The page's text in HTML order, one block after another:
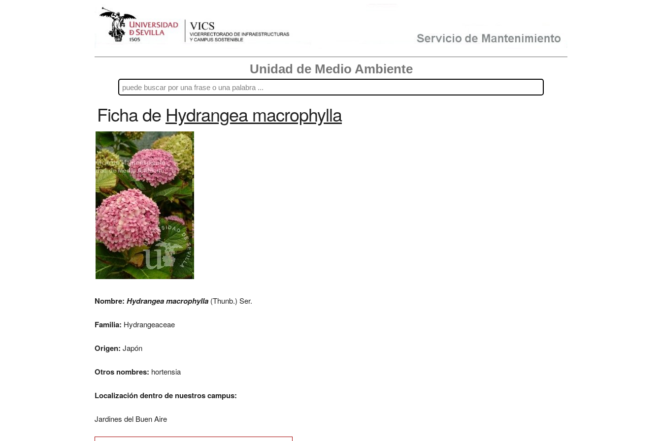
Unidad de Medio Ambiente
Ficha de Hydrangea macrophylla
Nombre: Hydrangea macrophylla (Thunb.) Ser.
Familia: Hydrangeaceae
Origen: Japón
Otros nombres: hortensia
Localización dentro de nuestros campus:
Jardines del Buen Aire